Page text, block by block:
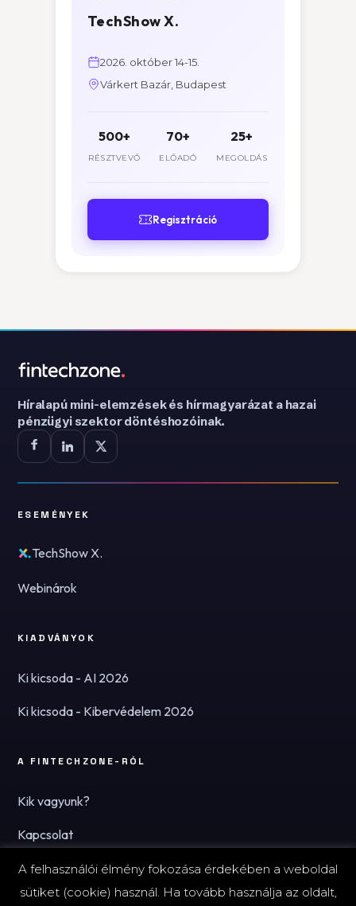
TechShow X.
2026. október 14-15.
Várkert Bazár, Budapest
500+
RÉSZTVEVŐ
70+
ELŐADÓ
25+
MEGOLDÁS
Regisztráció
Híralapú mini-elemzések és hírmagyarázat a hazai
pénzügyi szektor döntéshozóinak.
ESEMÉNYEK
TechShow X.
Webinárok
KIADVÁNYOK
Ki kicsoda - AI 2026
Ki kicsoda - Kibervédelem 2026
A FINTECHZONE-RÓL
Kik vagyunk?
Kapcsolat
Hírlevél
A felhasználói élmény fokozása érdekében a weboldal
sütiket (cookie) használ. Ha tovább használja az oldalt,